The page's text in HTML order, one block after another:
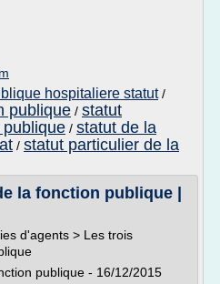
hospitaliere statut/
publique / statut
/ statut de la
/ statut particulier de la
la fonction publique |
d'agents > Les trois
publique - 16/12/2015